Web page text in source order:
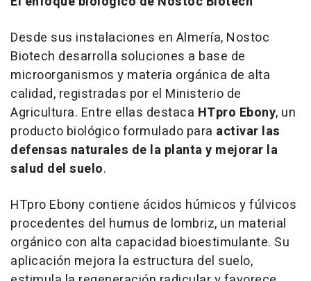
Desde sus instalaciones en Almería, Nostoc
Biotech desarrolla soluciones a base de
microorganismos y materia orgánica de alta
calidad, registradas por el Ministerio de
Agricultura. Entre ellas destaca HTpro Ebony, un
producto biológico formulado para activar las
defensas naturales de la planta y mejorar la
salud del suelo.
HTpro Ebony contiene ácidos húmicos y fúlvicos
procedentes del humus de lombriz, un material
orgánico con alta capacidad bioestimulante. Su
aplicación mejora la estructura del suelo,